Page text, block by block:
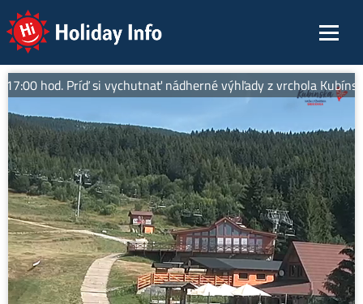
Holiday Info
hod. Príď si vychutnať nádherné výhľady z vrchola